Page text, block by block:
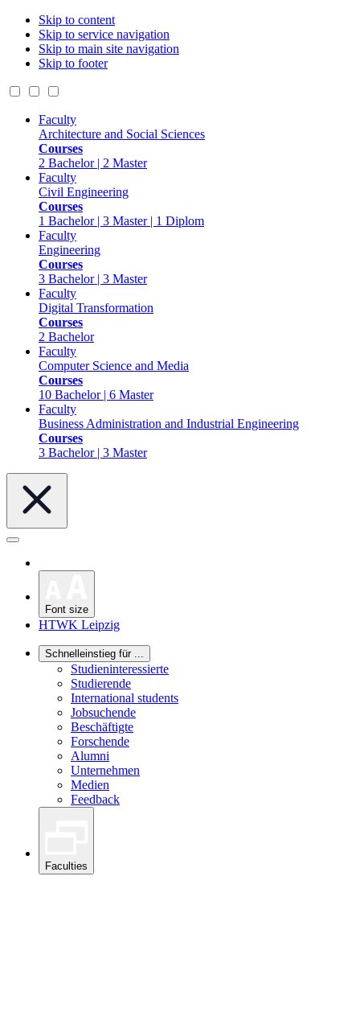
Skip to content
Skip to service navigation
Skip to main site navigation
Skip to footer
Faculty
Architecture and Social Sciences
Courses
2 Bachelor | 2 Master
Faculty
Civil Engineering
Courses
1 Bachelor | 3 Master | 1 Diplom
Faculty
Engineering
Courses
3 Bachelor | 3 Master
Faculty
Digital Transformation
Courses
2 Bachelor
Faculty
Computer Science and Media
Courses
10 Bachelor | 6 Master
Faculty
Business Administration and Industrial Engineering
Courses
3 Bachelor | 3 Master
Font size
HTWK Leipzig
Schnelleinstieg für ...
Studieninteressierte
Studierende
International students
Jobsuchende
Beschäftigte
Forschende
Alumni
Unternehmen
Medien
Feedback
Faculties